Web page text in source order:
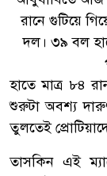
রানে গুটিয়ে
দল। ৩৯ বল
হাতে মাত্র ৮৪
শুরুটা অবশ্য
তুলতেই
তাসকিন এই